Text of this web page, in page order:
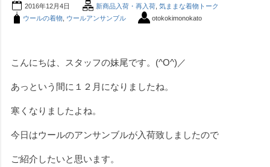
2016年12月4日 新商品入荷・再入荷, 気ままな着物トーク
ウールの着物, ウールアンサンブル otokokimonokato
こんにちは、スタッフの妹尾です。(^O^)／
あっという間に１２月になりましたね。
寒くなりましたよね。
今日はウールのアンサンブルが入荷致しましたので
ご紹介したいと思います。